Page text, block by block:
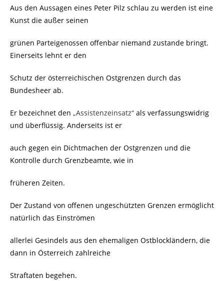
Aus den Aussagen eines Peter Pilz schlau zu werden ist eine
Kunst die außer seinen
grünen Parteigenossen offenbar niemand zustande bringt.
Einerseits lehnt er den
Schutz der österreichischen Ostgrenzen durch das
Bundesheer ab.
Er bezeichnet den „Assistenzeinsatz“ als verfassungswidrig
und überflüssig. Anderseits ist er
auch gegen ein Dichtmachen der Ostgrenzen und die
Kontrolle durch Grenzbeamte, wie in
früheren Zeiten.
Der Zustand von offenen ungeschützten Grenzen ermöglicht
natürlich das Einströmen
allerlei Gesindels aus den ehemaligen Ostblockländern, die
dann in Österreich zahlreiche
Straftaten begehen.